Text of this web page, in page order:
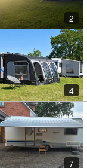
2
4
7